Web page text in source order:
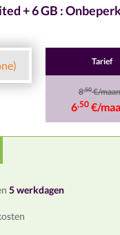
+ 6 GB :
Tarief
8,50€/
6,50€/
5 werkdagen